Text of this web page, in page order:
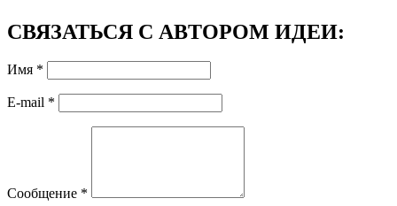
СВЯЗАТЬСЯ С АВТОРОМ ИДЕИ:
Имя *
E-mail *
Сообщение *